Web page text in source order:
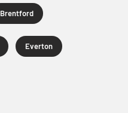
Brentford
Everton